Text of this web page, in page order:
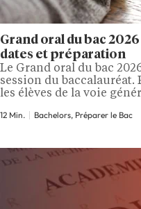
Grand oral du bac
dates et préparation
Le Grand oral du bac
session du baccalauréat.
les élèves de la voie
minutes de préparation
12 Min. Bachelors, Préparer le Bac